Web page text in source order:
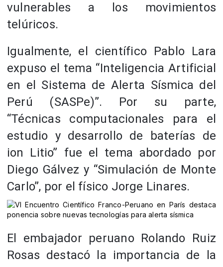
vulnerables a los movimientos
telúricos.
Igualmente, el científico Pablo Lara
expuso el tema “Inteligencia Artificial
en el Sistema de Alerta Sísmica del
Perú (SASPe)”. Por su parte,
“Técnicas computacionales para el
estudio y desarrollo de baterías de
ion Litio” fue el tema abordado por
Diego Gálvez y “Simulación de Monte
Carlo”, por el físico Jorge Linares.
El embajador peruano Rolando Ruiz
Rosas destacó la importancia de la